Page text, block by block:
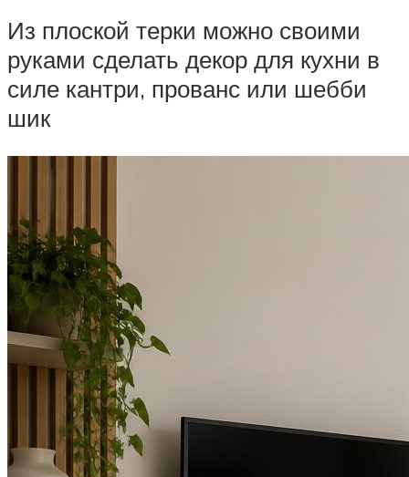
Из плоской терки можно своими
руками сделать декор для кухни в
силе кантри, прованс или шебби
шик